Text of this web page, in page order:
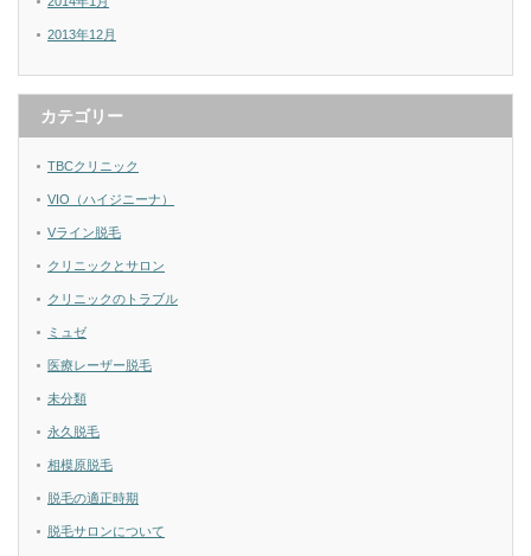
2013年12月
カテゴリー
TBCクリニック
VIO（ハイジニーナ）
Vライン脱毛
クリニックとサロン
クリニックのトラブル
ミュゼ
医療レーザー脱毛
未分類
永久脱毛
相模原脱毛
脱毛の適正時期
脱毛サロンについて